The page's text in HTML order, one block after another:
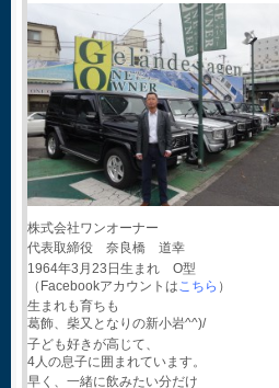
株式会社ワンオーナー
代表取締役 奈良橋 道幸
1964年3月23日生まれ O型
（Facebookアカウントはこちら ）
生まれも育ちも
葛飾、柴又となりの新小岩^^)/
子ども好きが高じて、
4人の息子に囲まれています。
早く、一緒に飲みたい分だけ